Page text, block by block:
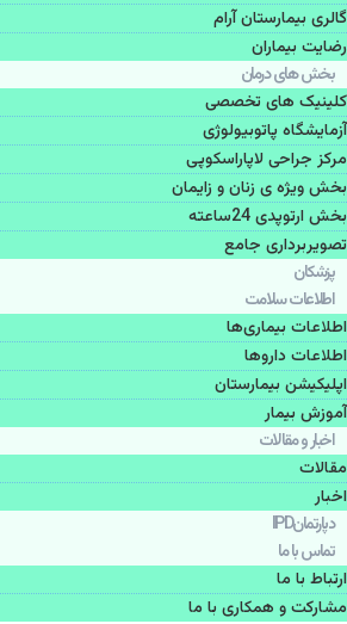
گالری بیمارستان آرام
رضایت بیماران
بخش های درمان
کلینیک های تخصصی
آزمایشگاه پاتوبیولوژی
مرکز جراحی لاپاراسکوپی
بخش ویژه ی زنان و زایمان
بخش ارتوپدی 24ساعته
تصویربرداری جامع
پزشكان
اطلاعات سلامت
اطلاعات بیماری‌ها
اطلاعات دارو‌ها
اپليكيشن بيمارستان
آموزش بیمار
اخبار و مقالات
مقالات
اخبار
دپارتمانIPD
تماس با ما
ارتباط با ما
مشاركت و همكاری با ما